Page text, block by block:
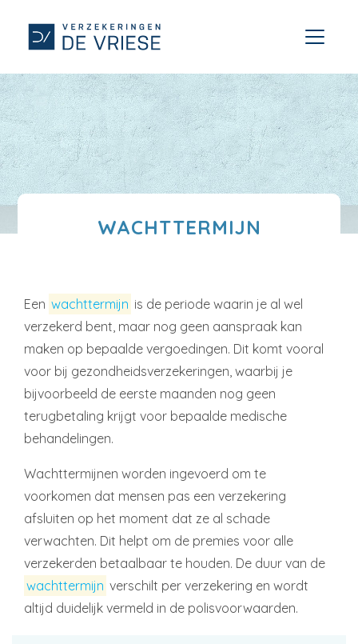
WACHTTERMIJN
Een wachttermijn is de periode waarin je al wel
verzekerd bent, maar nog geen aanspraak kan
maken op bepaalde vergoedingen. Dit komt vooral
voor bij gezondheidsverzekeringen, waarbij je
bijvoorbeeld de eerste maanden nog geen
terugbetaling krijgt voor bepaalde medische
behandelingen.
Wachttermijnen worden ingevoerd om te
voorkomen dat mensen pas een verzekering
afsluiten op het moment dat ze al schade
verwachten. Dit helpt om de premies voor alle
verzekerden betaalbaar te houden. De duur van de
wachttermijn verschilt per verzekering en wordt
altijd duidelijk vermeld in de polisvoorwaarden.